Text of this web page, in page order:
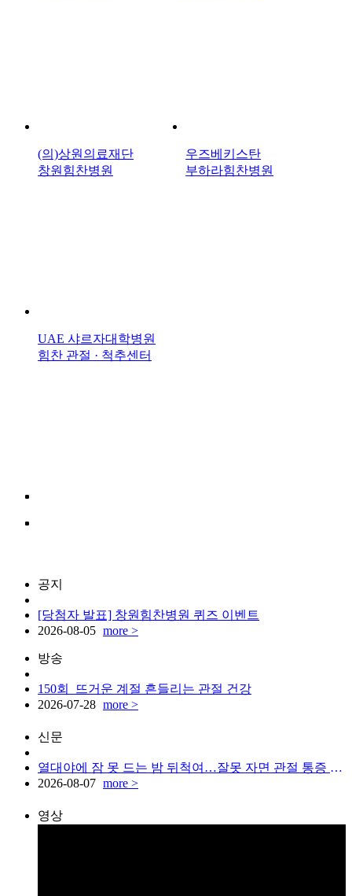
(의)상원의료재단
창원힘찬병원
우즈베키스탄
부하라힘찬병원
UAE 샤르자대학병원
힘찬 관절 · 척추센터
공지
[당첨자 발표] 창원힘찬병원 퀴즈 이벤트
2026-08-05 more >
방송
150회_뜨거운 계절 흔들리는 관절 건강
2026-07-28 more >
신문
열대야에 잠 못 드는 밤 뒤척여…잘못 자면 관절 통증 생겨
2026-08-07 more >
영상